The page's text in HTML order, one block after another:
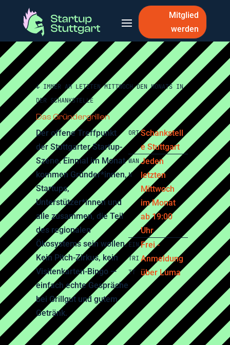
Mitglied
werden
↓IMMER AM LETZTEN MITTWOCH DEN MONATS IN
DER SCHANKSTELLE
Das Gründergrillen
Der offene Treffpunkt
der Stuttgarter Startup-
Szene. Einmal im Monat
kommen Gründer*innen,
Startups,
Unterstützer*innen und
alle zusammen, die Teil
des regionalen
Ökosystems sein wollen.
Kein Pitch-Zirkus, kein
Visitenkarten-Bingo —
einfach echte Gespräche
bei Grillgut und gutem
Getränk.
ORT Schankstell
e Stuttgart
WAN
N
Jeden
letzten
Mittwoch
im Monat
ab 19:00
Uhr
EIN
TRI
TT
Frei -
Anmeldung
über Luma